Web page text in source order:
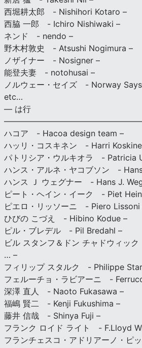
西堀耕太郎 - Nishihori Kotaro –
西脇 一郎 - Ichiro Nishiwaki –
ネンド - nendo –
野木村敦史 - Atsushi Nogimura –
ノザイナー - Nosigner –
能登夫妻 - notohusai –
ノルウェー・セイズ - Norway
etc…
— は行
ハコア - Hacoa design team –
ハッリ・コスキネン - Harri
パトリシア・ウルキオラ - Patricia
ハンス・アルネ・ヤコブソン -
ハンス Ｊ ウェグナー - Hans J.
ピート・ヘイン・イーク - Piet
ピエロ・リッソーニ - Piero Lissoni
ひびの こづえ - Hibino Kodue –
ピル・ブレデル - Pil Bredahl –
ビル スタンフ＆ドン チャドウィッ
… –
フィリップ スタルク - Philippe
フェルーチョ・ラビアーニ -
深澤 直人 - Naoto Fukasawa –
福嶋 賢二 - Kenji Fukushima –
藤井 信哉 - Shinya Fuji –
フランク ロイド ライト - F.Lloyd
フランチェスコ・アドリアーノ・